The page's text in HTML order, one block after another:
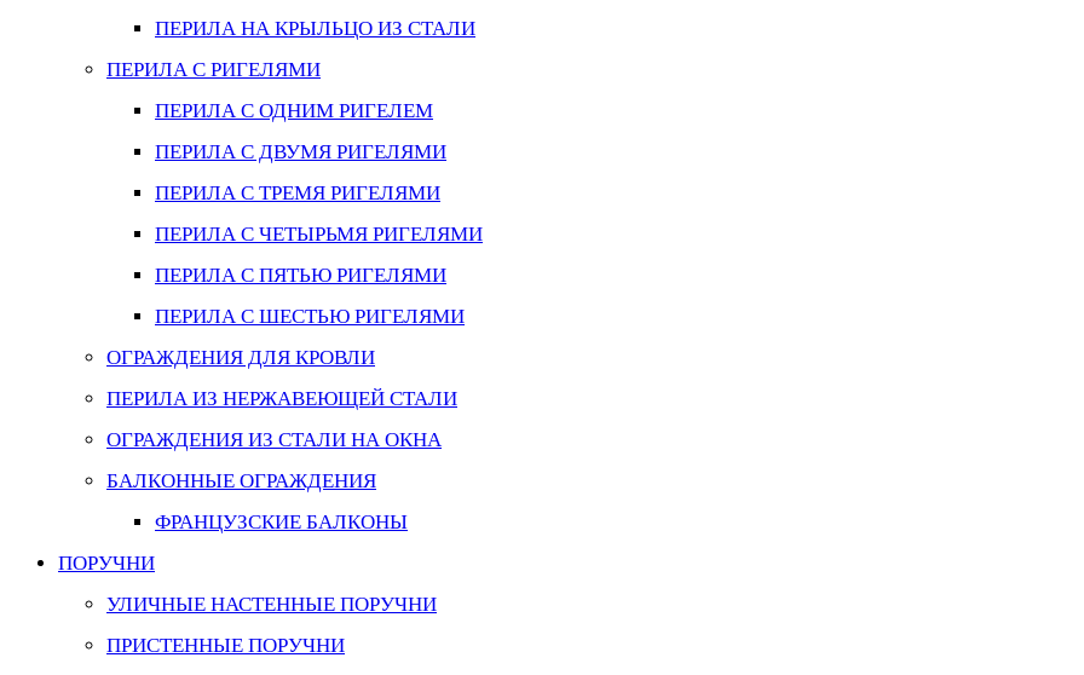
ПЕРИЛА НА КРЫЛЬЦО ИЗ СТАЛИ
ПЕРИЛА С РИГЕЛЯМИ
ПЕРИЛА С ОДНИМ РИГЕЛЕМ
ПЕРИЛА С ДВУМЯ РИГЕЛЯМИ
ПЕРИЛА С ТРЕМЯ РИГЕЛЯМИ
ПЕРИЛА С ЧЕТЫРЬМЯ РИГЕЛЯМИ
ПЕРИЛА С ПЯТЬЮ РИГЕЛЯМИ
ПЕРИЛА С ШЕСТЬЮ РИГЕЛЯМИ
ОГРАЖДЕНИЯ ДЛЯ КРОВЛИ
ПЕРИЛА ИЗ НЕРЖАВЕЮЩЕЙ СТАЛИ
ОГРАЖДЕНИЯ ИЗ СТАЛИ НА ОКНА
БАЛКОННЫЕ ОГРАЖДЕНИЯ
ФРАНЦУЗСКИЕ БАЛКОНЫ
ПОРУЧНИ
УЛИЧНЫЕ НАСТЕННЫЕ ПОРУЧНИ
ПРИСТЕННЫЕ ПОРУЧНИ